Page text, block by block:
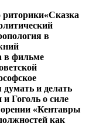
риторики«Сказка
в
в фильме
думать и делать
и Гоголь о силе
«Кентавры
как